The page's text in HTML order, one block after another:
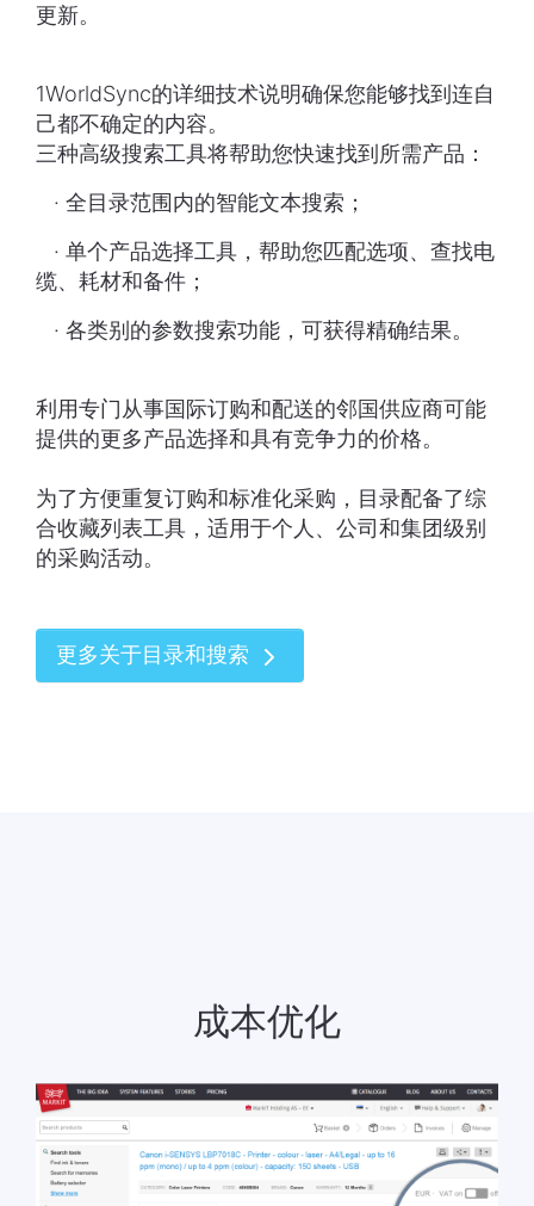
更新。
1WorldSync的详细技术说明确保您能够找到连自
己都不确定的内容。
三种高级搜索工具将帮助您快速找到所需产品：
· 全目录范围内的智能文本搜索；
· 单个产品选择工具，帮助您匹配选项、查找电
缆、耗材和备件；
· 各类别的参数搜索功能，可获得精确结果。
利用专门从事国际订购和配送的邻国供应商可能
提供的更多产品选择和具有竞争力的价格。
为了方便重复订购和标准化采购，目录配备了综
合收藏列表工具，适用于个人、公司和集团级别
的采购活动。
更多关于目录和搜索
成本优化